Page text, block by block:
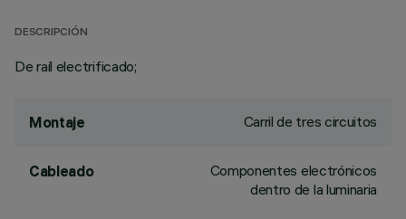
DESCRIPCIÓN
De raíl electrificado;
Montaje Carril de tres circuitos
Cableado
Componentes electrónicos
dentro de la luminaria